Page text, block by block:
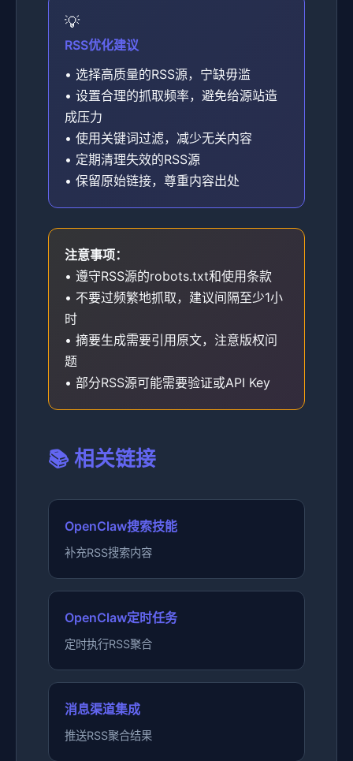
RSS优化建议
• 选择高质量的RSS源，宁缺毋滥
• 设置合理的抓取频率，避免给源站造
成压力
• 使用关键词过滤，减少无关内容
• 定期清理失效的RSS源
• 保留原始链接，尊重内容出处
注意事项：
• 遵守RSS源的robots.txt和使用条款
• 不要过频繁地抓取，建议间隔至少1小
时
• 摘要生成需要引用原文，注意版权问
题
• 部分RSS源可能需要验证或API Key
📚 相关链接
OpenClaw搜索技能
补充RSS搜索内容
OpenClaw定时任务
定时执行RSS聚合
消息渠道集成
推送RSS聚合结果